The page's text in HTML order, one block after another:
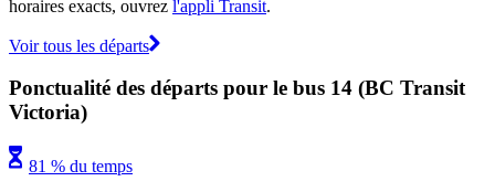
horaires exacts, ouvrez l'appli Transit.
Voir tous les départs
Ponctualité des départs pour le bus 14 (BC Transit
Victoria)
81 % du temps